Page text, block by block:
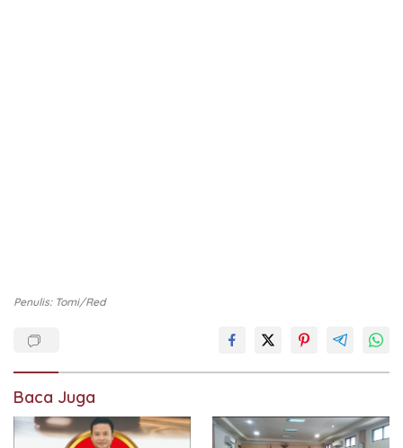
Penulis: Tomi/red
Baca Juga